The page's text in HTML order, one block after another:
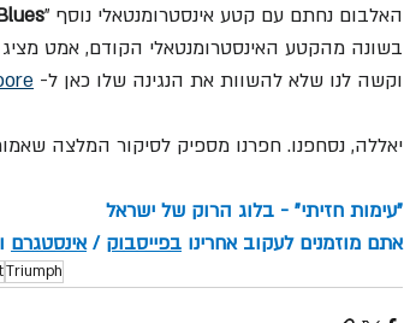
האלבום נחתם עם קטע אינסטרומנטאלי נוסף "
בשונה מהקטע האינסטרומנטאלי הקודם, אמט מציג
וקשה לנו שלא להשוות את הנגינה שלו כאן ל-
יאללה, נסחפנו. חפרנו מספיק לסיקור המלצה
"עימות חזיתי" - בלוג הרוק של ישראל
אתם מוזמנים לעקוב אחרינו בפייסבוק / אינסטגרם
Triumph